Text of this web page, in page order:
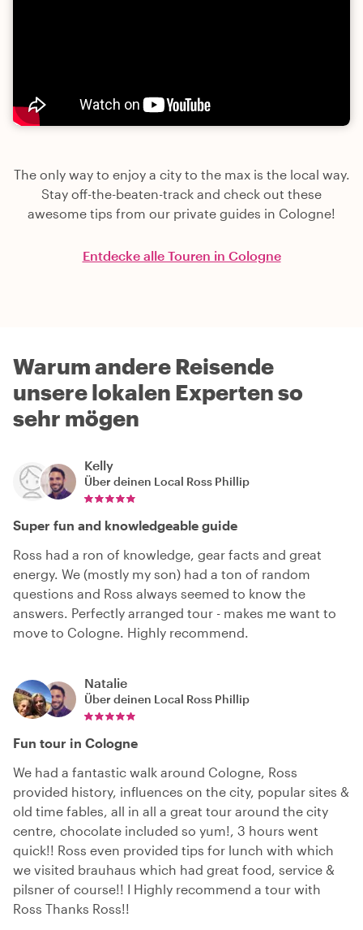
The only way to enjoy a city to the max is the local way.
Stay off-the-beaten-track and check out these
awesome tips from our private guides in Cologne!
Entdecke alle Touren in Cologne
Warum andere Reisende
unsere lokalen Experten so
sehr mögen
Kelly
Über deinen Local Ross Phillip
Super fun and knowledgeable guide
Ross had a ron of knowledge, gear facts and great
energy. We (mostly my son) had a ton of random
questions and Ross always seemed to know the
answers. Perfectly arranged tour - makes me want to
move to Cologne. Highly recommend.
Natalie
Über deinen Local Ross Phillip
Fun tour in Cologne
We had a fantastic walk around Cologne, Ross
provided history, influences on the city, popular sites &
old time fables, all in all a great tour around the city
centre, chocolate included so yum!, 3 hours went
quick!! Ross even provided tips for lunch with which
we visited brauhaus which had great food, service &
pilsner of course!! I Highly recommend a tour with
Ross Thanks Ross!!